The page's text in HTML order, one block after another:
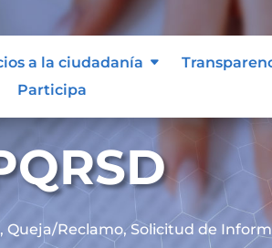
a la ciudadanía
Participa
Queja/Reclamo, Solicitud de